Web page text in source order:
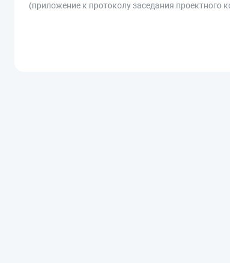
(приложение к протоколу заседания проектного